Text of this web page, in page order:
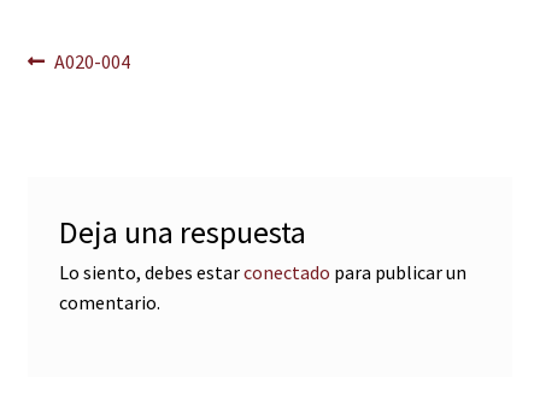
Navegación
Anterior:
A020-004
Deja una respuesta
Lo siento, debes estarconectado para publicar un
comentario.